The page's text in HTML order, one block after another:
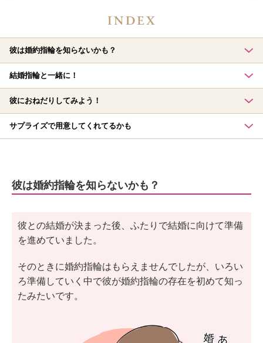
彼は婚約指輪を知らないかも？
結婚指輪と一緒に！
彼におねだりしてみよう！
サプライズで用意してくれてるかも
彼は婚約指輪を知らないかも？
彼との結婚が決まった後、ふたりで結婚に向けて準備
を進めていました。
そのときに婚約指輪はもらえませんでしたが、いろい
ろ準備していく中で彼が婚約指輪の存在を初めて知っ
たみたいです。